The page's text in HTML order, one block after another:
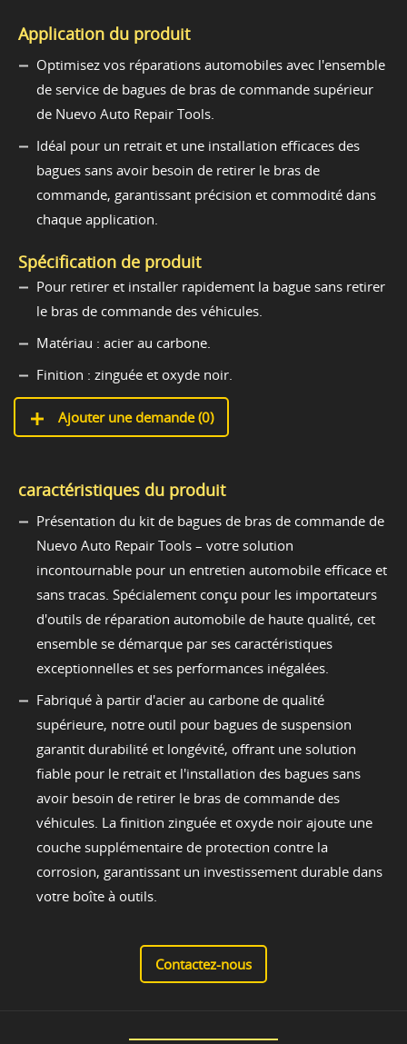
Application du produit
Optimisez vos réparations automobiles avec l'ensemble
de service de bagues de bras de commande supérieur
de Nuevo Auto Repair Tools.
Idéal pour un retrait et une installation efficaces des
bagues sans avoir besoin de retirer le bras de
commande, garantissant précision et commodité dans
chaque application.
Spécification de produit
Pour retirer et installer rapidement la bague sans retirer
le bras de commande des véhicules.
Matériau : acier au carbone.
Finition : zinguée et oxyde noir.
Ajouter une demande (0)
caractéristiques du produit
Présentation du kit de bagues de bras de commande de
Nuevo Auto Repair Tools – votre solution
incontournable pour un entretien automobile efficace et
sans tracas. Spécialement conçu pour les importateurs
d'outils de réparation automobile de haute qualité, cet
ensemble se démarque par ses caractéristiques
exceptionnelles et ses performances inégalées.
Fabriqué à partir d'acier au carbone de qualité
supérieure, notre outil pour bagues de suspension
garantit durabilité et longévité, offrant une solution
fiable pour le retrait et l'installation des bagues sans
avoir besoin de retirer le bras de commande des
véhicules. La finition zinguée et oxyde noir ajoute une
couche supplémentaire de protection contre la
corrosion, garantissant un investissement durable dans
votre boîte à outils.
Contactez-nous